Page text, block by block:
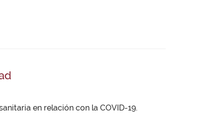
en relación con la COVID-19.